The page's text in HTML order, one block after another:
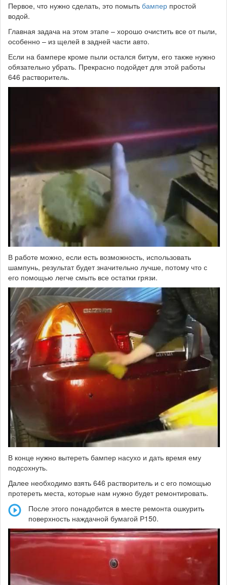
Первое, что нужно сделать, это помыть бампер простой
водой.
Главная задача на этом этапе – хорошо очистить все от пыли,
особенно – из щелей в задней части авто.
Если на бампере кроме пыли остался битум, его также нужно
обязательно убрать. Прекрасно подойдет для этой работы
646 растворитель.
В работе можно, если есть возможность, использовать
шампунь, результат будет значительно лучше, потому что с
его помощью легче смыть все остатки грязи.
В конце нужно вытереть бампер насухо и дать время ему
подсохнуть.
Далее необходимо взять 646 растворитель и с его помощью
протереть места, которые нам нужно будет ремонтировать.
После этого понадобится в месте ремонта ошкурить
поверхность наждачной бумагой Р150.